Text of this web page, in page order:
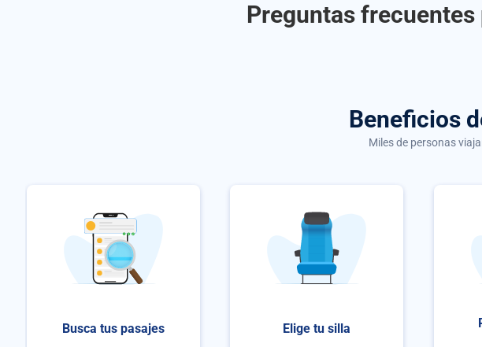
Preguntas frecuentes
Beneficios
Miles de personas
Busca tus pasajes Elige tu silla